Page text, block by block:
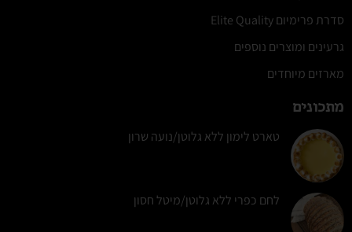
סדרת פרימיום Elite Quality
גרעינים ומוצרים נוספים
מארזים מיוחדים
מתכונים
טארט לימון ללא גלוטן/נועה שרון
לחם כפרי ללא גלוטן/מיטל חסון